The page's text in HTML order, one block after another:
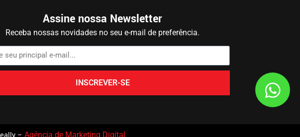
Assine nossa Newsletter
Receba nossas novidades no seu e-mail de preferência.
INSCREVER-SE
Agência de Marketing Digital